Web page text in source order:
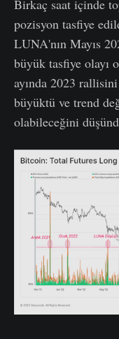
Birkaç saat içinde
pozisyon tasfiye
LUNA'nın Mayıs
büyük tasfiye olayı
ayında 2023 rallisini
büyüktü ve trend
olabileceğini